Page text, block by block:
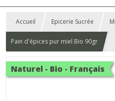
Accueil Epicerie Sucrée
Pain d'épices pur miel Bio 90gr
Naturel - Bio - Français